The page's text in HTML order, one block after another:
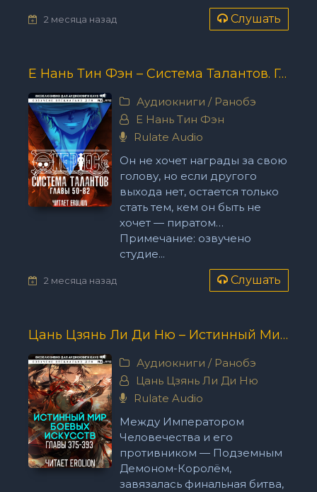
2 месяца назад Слушать
Е Нань Тин Фэн – Система Талантов. Главы 50-82
Аудиокниги / Ранобэ
Е Нань Тин Фэн
Rulate Audio
Он не хочет награды за свою
голову, но если другого
выхода нет, остается только
стать тем, кем он быть не
хочет — пиратом…
Примечание: озвучено
студие...
2 месяца назад Слушать
Цань Цзянь Ли Ди Ню – Истинный Мир Боевых Искусств - Главы 375-393
Аудиокниги / Ранобэ
Цань Цзянь Ли Ди Ню
Rulate Audio
Между Императором
Человечества и его
противником — Подземным
Демоном-Королём,
завязалась финальная битва,